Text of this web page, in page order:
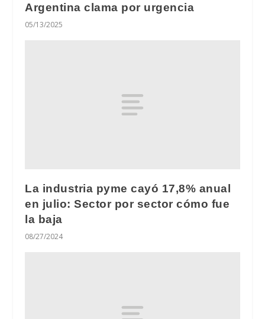
Argentina clama por urgencia
05/13/2025
La industria pyme cayó 17,8% anual
en julio: Sector por sector cómo fue
la baja
08/27/2024